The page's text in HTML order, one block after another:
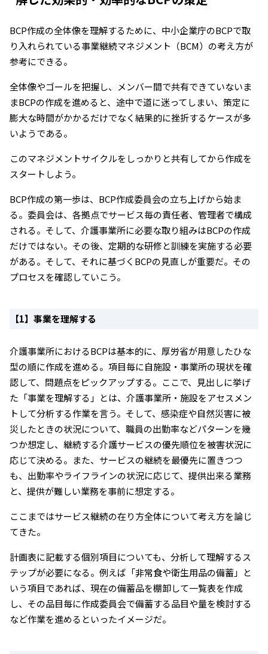
BCP作成の全体像を理解するために、中小企業庁のBCPで取
り入れられている事業継続マネジメント（BCM）の考え方が
参考にできる。
全体像やゴールを把握し、メンバー間で共有できていないま
まBCPの作成を進めると、途中で道に迷ってしまい、策定に
膨大な時間がかかるだけでなく結果的に挫折するケースが多
いようである。
このマネジメントサイクルをしっかりと共有してから作成を
スタートしよう。
BCP作成の第一歩は、BCP作成委員会の立ち上げから始ま
る。委員会は、各拠点でサービス毎の責任者、管理者で構成
される。そして、介護事業所に必要な取り組みはBCPの作成
だけではない。その後、定期的な研修と訓練を実施する必要
がある。そして、それに基づくBCPの見直しが重要だ。その
プロセスを確認していこう。
【1】事業を理解する
介護事業所におけるBCPは基本的に、厚労省が用意したひな
型の順に作成を進める。項目毎に自施設・事業所の現状を確
認して、問題点をピックアップする。ここで、見出しに挙げ
た「事業を理解する」とは、介護事業所・施設をアセスメン
トして分析する作業を言う。そして、感染症や自然災害に被
災したときの状況について、職員の出勤率などパターンを幾
つか想定し、継続する介護サービスの優先順位を被害状況に
応じて決める。また、サービスの継続を最優先に置きつつ
も、出勤率やライフラインの状況に応じて、提供出来る業務
と、提供が難しい業務を事前に想定する。
ここまではサービス継続の在り方全体について考え方を論じ
てきた。
計画表に記載する個別項目についても、分析して理解するス
テップが必要になる。例えば「非常食や衛生用品の備蓄」と
いう項目であれば、現在の備蓄品を棚卸して一覧表を作成
し、その品目毎に作成委員会で備蓄する品目や量を検討する
など作業を進めるといったイメージだ。